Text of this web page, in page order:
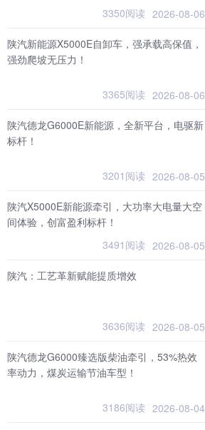
3350阅读 2026-08-06
陕汽新能源X5000E自卸车，强承载高保值，
强劲爬坡无压力！
3365阅读 2026-08-06
陕汽德龙G6000E新能源，全新平台，电驱新
标杆！
3201阅读 2026-08-05
陕汽X5000E新能源牵引，大功率大电量大空
间体验，创富盈利标杆！
3491阅读 2026-08-05
陕汽：工艺革新赋能提质增效
3636阅读 2026-08-05
陕汽德龙G6000臻选版柴油牵引，53%热效
率动力，煤炭运输节油车型！
3186阅读 2026-08-04